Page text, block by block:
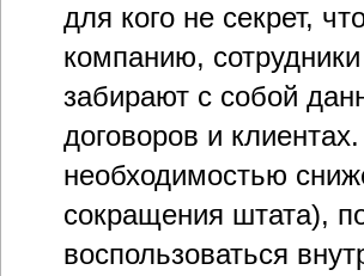
для кого не секрет,
компанию,
забирают с собой
договоров и
необходимостью
сокращения штата),
воспользоваться